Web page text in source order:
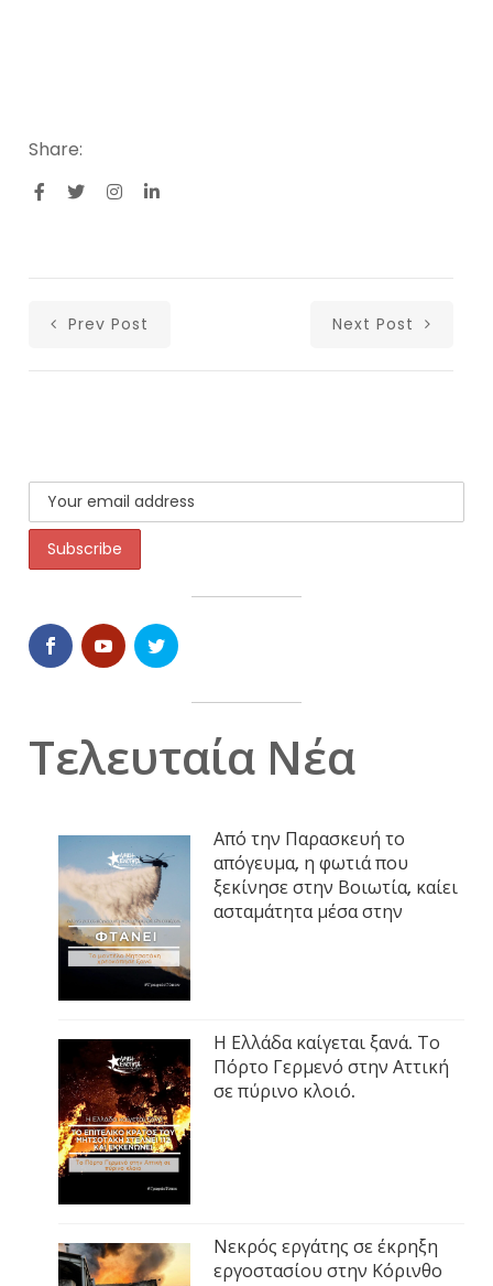
Share:
Prev Post Next Post
Τελευταία Νέα
Από την Παρασκευή το
απόγευμα, η φωτιά που
ξεκίνησε στην Βοιωτία, καίει
ασταμάτητα μέσα στην
Η Ελλάδα καίγεται ξανά. Το
Πόρτο Γερμενό στην Αττική
σε πύρινο κλοιό.
Νεκρός εργάτης σε έκρηξη
εργοστασίου στην Κόρινθο